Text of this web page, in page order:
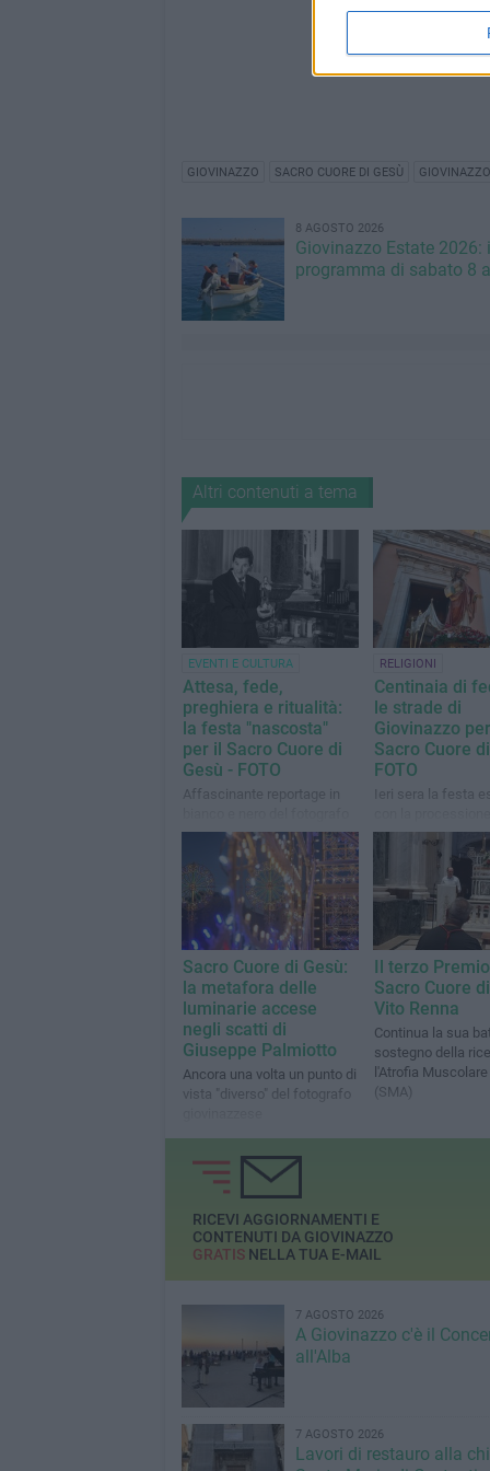
GIOVINAZZO SACRO CUORE DI GESÙ
8 AGOSTO 2026
Giovinazzo Estate 2026:
programma di sabato 8
Altri contenuti a tema
EVENTI E CULTURA
Attesa, fede,
preghiera e ritualità:
la festa "nascosta"
per il Sacro Cuore di
Gesù - FOTO
Affascinante reportage in
Giuseppe Palmiotto
RELIGIONI
Centinaia di
le strade di
Giovinazzo
Sacro Cuore
FOTO
Ieri sera la festa
Sant'Agostino e
San Giuseppe
Sacro Cuore di Gesù:
la metafora delle
luminarie accese
negli scatti di
Giuseppe Palmiotto
Ancora una volta un punto di
vista "diverso" del fotografo
Il terzo
Sacro Cuore
Vito Renna
Continua la sua
sostegno della
l'Atrofia
(SMA)
RICEVI AGGIORNAMENTI E
CONTENUTI DA GIOVINAZZO
GRATISNELLA TUA E-MAIL
7 AGOSTO 2026
A Giovinazzo c'è il
all'Alba
7 AGOSTO 2026
Lavori di restauro alla